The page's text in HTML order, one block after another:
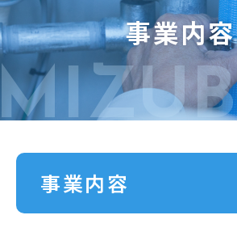
事業内容
事業内容